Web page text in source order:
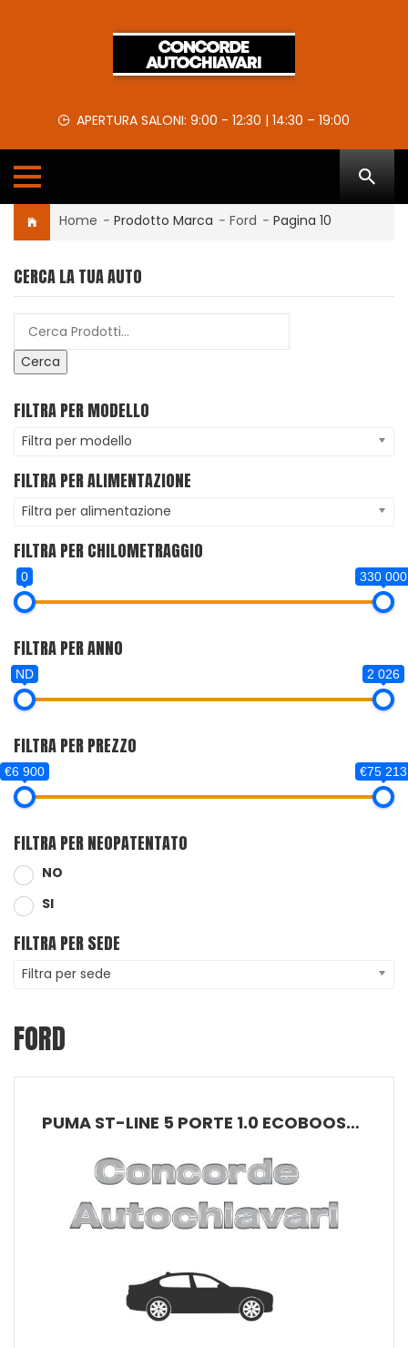
APERTURA SALONI: 9:00 - 12:30 | 14:30 – 19:00
Home - Prodotto Marca - Ford - Pagina 10
CERCA LA TUA AUTO
Cerca
FILTRA PER MODELLO
Filtra per modello
FILTRA PER ALIMENTAZIONE
Filtra per alimentazione
FILTRA PER CHILOMETRAGGIO
0 330 000
FILTRA PER ANNO
ND 2 026
FILTRA PER PREZZO
€6 900 €75 213
FILTRA PER NEOPATENTATO
NO
SI
FILTRA PER SEDE
Filtra per sede
FORD
PUMA ST-LINE 5 PORTE 1.0 ECOBOOST HYBRID 125CV POWERSHIFT A 7 RAPPORTI